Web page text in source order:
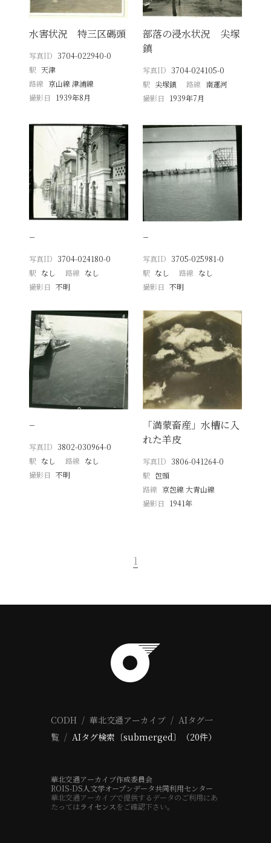
水害状況 特三区碼頭
写真ID 3704-022940-0
駅 天津
路線 京山線 津浦線
撮影日
1939年8月
部落の浸水状況 尖塚
鎮
写真ID 3704-024105-0
駅 尖塚鎮 路線 南運河
撮影日
1939年7月
−
写真ID 3704-024180-0
駅 なし 路線 なし
撮影日
不明
−
写真ID 3705-025981-0
駅 なし 路線 なし
撮影日 不明
−
写真ID 3802-030964-0
駅 なし 路線 なし
撮影日
不明
「満蒙畜産」水槽に入
れた羊皮
写真ID 3806-041264-0
駅 包頭
路線 京包線 大青山線
撮影日
1941年
1
CODH 華北交通アーカイブ
AIタグ一
覧
AIタグ検索〔submerged〕（20件）
華北交通アーカイブ作成委員会
ROIS-DS人文学オープンデータ共同利用センター
華北交通アーカイブで提供するデータのご利用にあ
たってはライセンス をご確認下さい。